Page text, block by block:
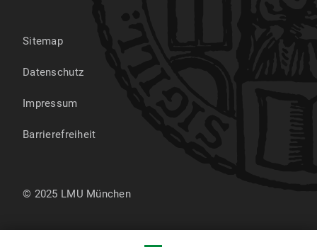
Sitemap
Datenschutz
Impressum
Barrierefreiheit
© 2025 LMU München